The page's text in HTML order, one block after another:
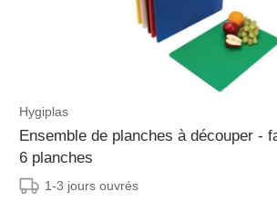
Hygiplas
Ensemble de planches à découper -
6 planches
1-3 jours ouvrés